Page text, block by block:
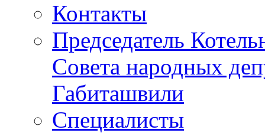
Контакты
Председатель
Совета народных
Габиташвили
Специалисты